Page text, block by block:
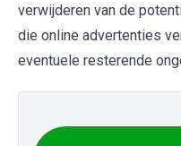
verwijderen van de
die online advertenties
eventuele resterende